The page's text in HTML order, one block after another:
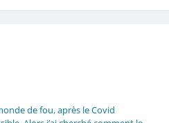
de fou, après le Covid